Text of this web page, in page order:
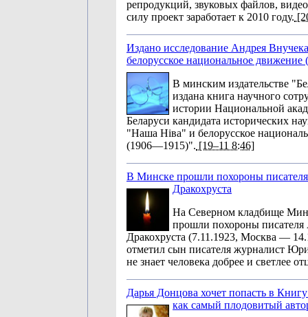
репродукций, звуковых файлов,
силу проект заработает к 2010 году.
Издано исследование Андрея
белорусское национальное
В минским издательстве
издана книга научного
истории Национальной
Беларуси кандидата исторических
"Наша Ніва" и белорусское
(1906—1915)". [19–11 8:46]
В Минске прошли похороны
Дракохруста
На Северном кладбище
прошли похороны писателя
Дракохруста (7.11.1923, Москва —
отметил сын писателя журналист
не знает человека добрее и светлее
Дарья Донцова хочет попасть в
как самый плодовитый